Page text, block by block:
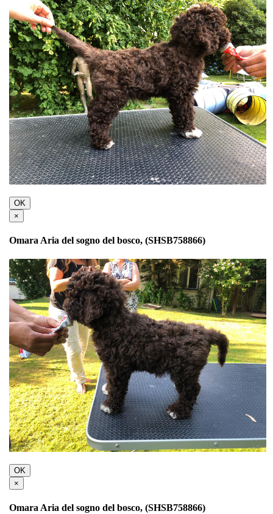
OK
×
Omara Aria del sogno del bosco, (SHSB758866)
OK
×
Omara Aria del sogno del bosco, (SHSB758866)